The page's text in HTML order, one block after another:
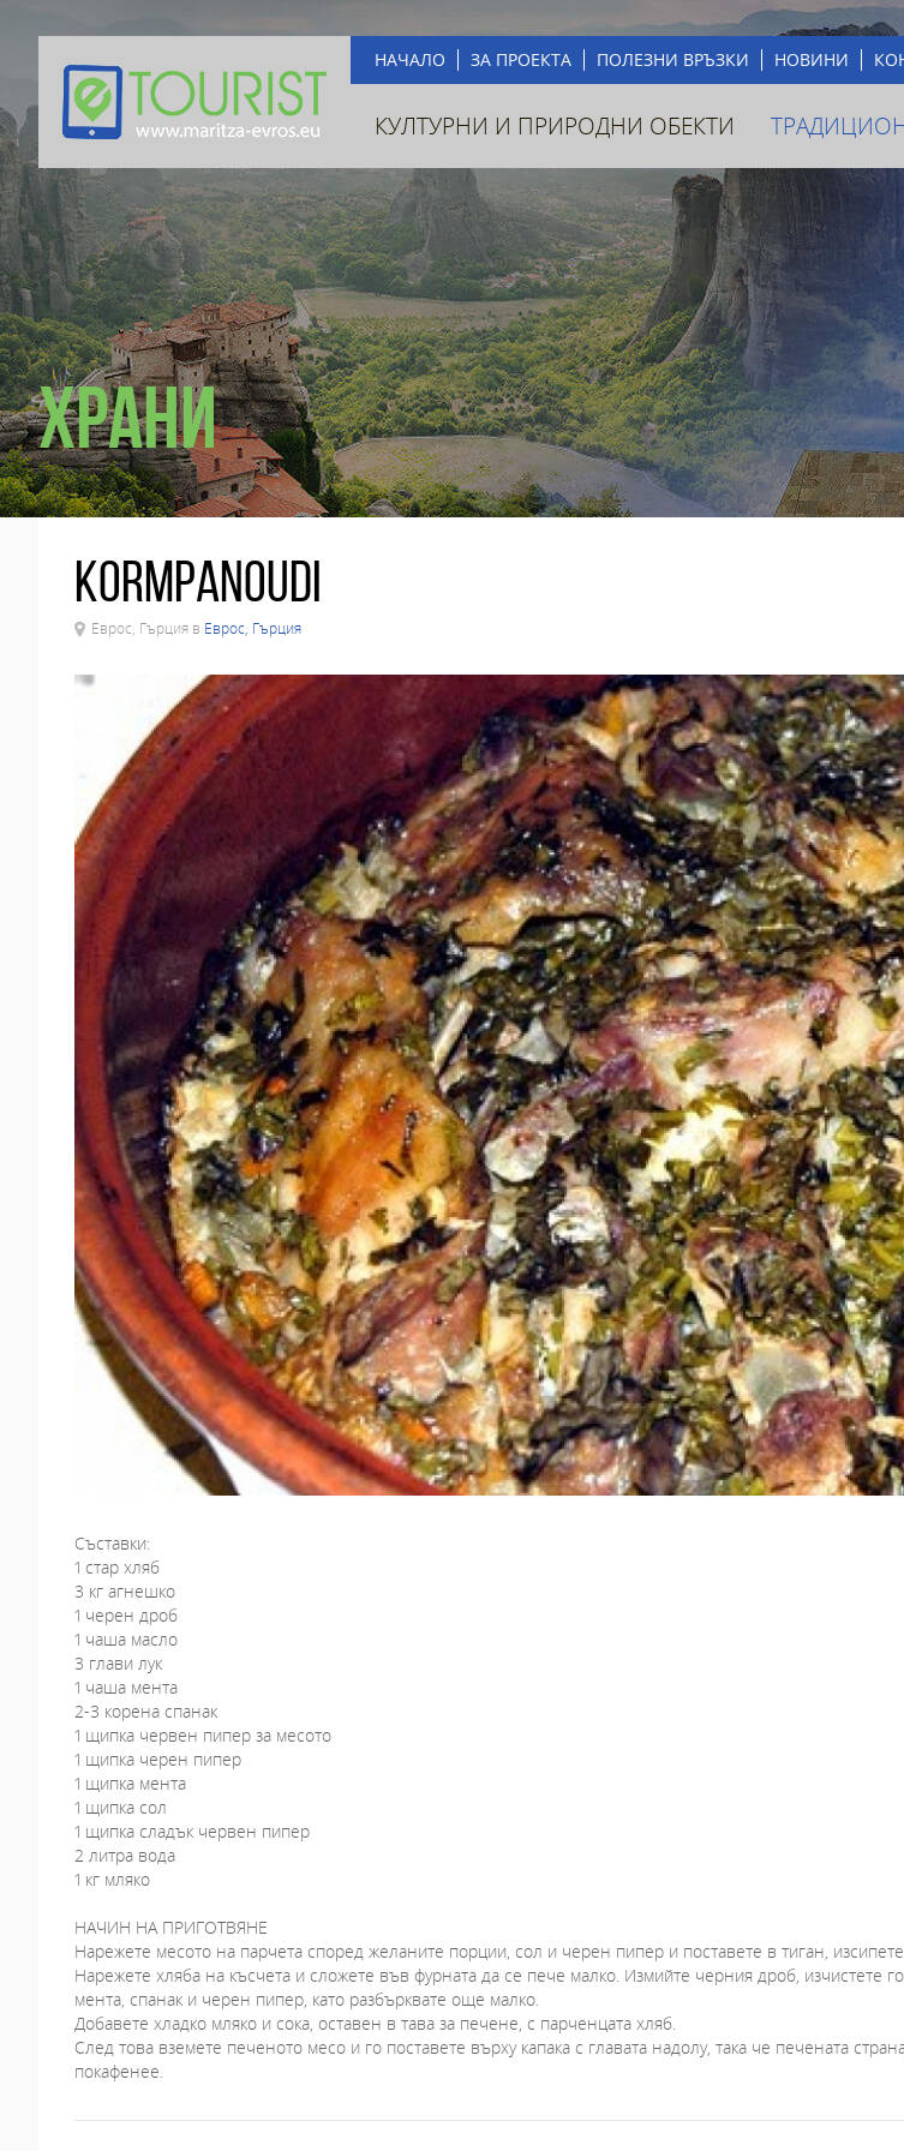
НАЧАЛО ЗА ПРОЕКТА ПОЛЕЗНИ ВРЪЗКИ НОВИНИ
КУЛТУРНИ И ПРИРОДНИ ОБЕКТИ
Храни
Kormpanoudi
Еврос, Гърция в Еврос, Гърция
Съставки:
1 стар хляб
3 кг агнешко
1 черен дроб
1 чаша масло
3 глави лук
1 чаша мента
2-3 корена спанак
1 щипка червен пипер за месото
1 щипка черен пипер
1 щипка мента
1 щипка сол
1 щипка сладък червен пипер
2 литра вода
1 кг мляко
НАЧИН НА ПРИГОТВЯНЕ
Нарежете месото на парчета според желаните порции, сол и черен пипер и поставете в тиган,
Нарежете хляба на късчета и сложете във фурната да се пече малко. Измийте черния дроб, изчистете
мента, спанак и черен пипер, като разбърквате още малко.
Добавете хладко мляко и сока, оставен в тава за печене, с парченцата хляб.
След това вземете печеното месо и го поставете върху капака с главата надолу, така че печената
покафенее.